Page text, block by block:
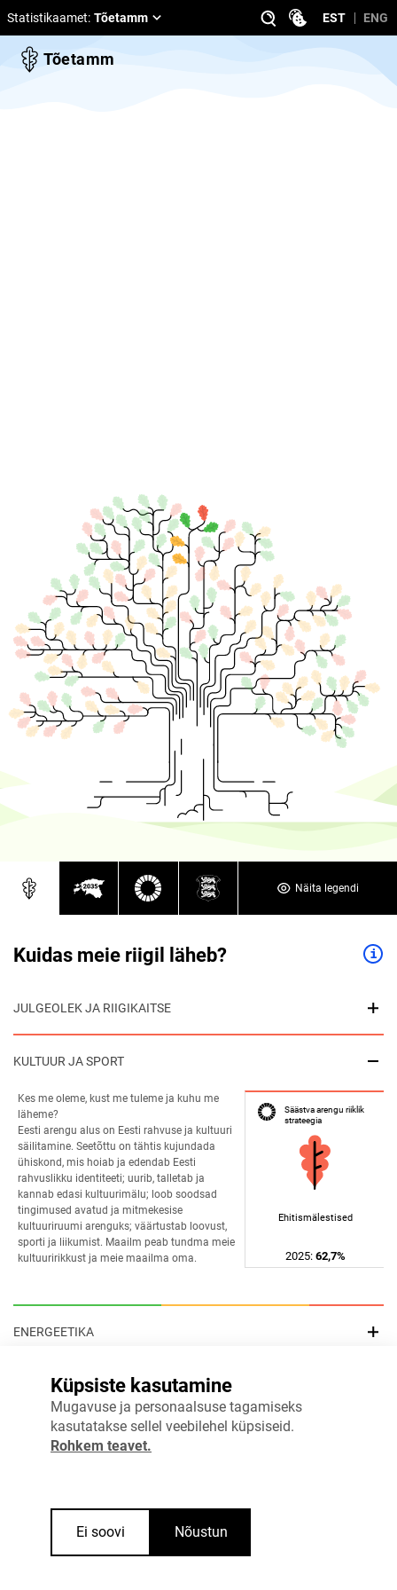
Statistikaamet: Tõetamm EST ENG
Tõetamm
Näita legendi
Kuidas meie riigil läheb?
JULGEOLEK JA RIIGIKAITSE
KULTUUR JA SPORT
Kes me oleme, kust me tuleme ja kuhu me
läheme?
Eesti arengu alus on Eesti rahvuse ja kultuuri
säilitamine. Seetõttu on tähtis kujundada
ühiskond, mis hoiab ja edendab Eesti
rahvuslikku identiteeti; uurib, talletab ja
kannab edasi kultuurimälu; loob soodsad
tingimused avatud ja mitmekesise
kultuuriruumi arenguks; väärtustab loovust,
sporti ja liikumist. Maailm peab tundma meie
kultuuririkkust ja meie maailma oma.
Säästva arengu riiklik
strateegia
Ehitismälestised
2025: 62,7%
ENERGEETIKA
HARIDUS
INFOÜHISKOND
Küpsiste kasutamine
Mugavuse ja personaalsuse tagamiseks
kasutatakse sellel veebilehel küpsiseid.
Rohkem teavet.
Ei soovi Nõustun